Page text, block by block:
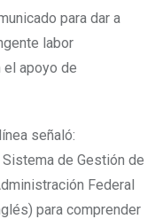
para dar a
labor
apoyo de
señaló:
de Gestión de
Federal
para comprender